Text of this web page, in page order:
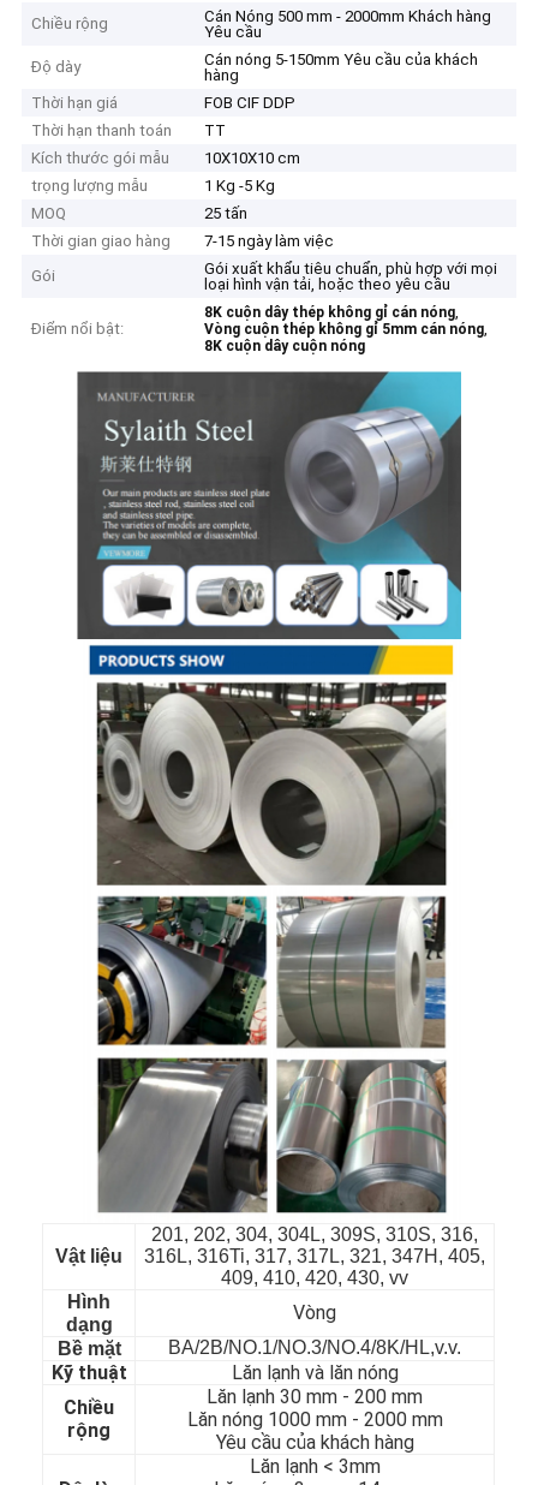
Nhà
Sản phẩm
Chiều rộng
Cán Nóng 500 mm - 2000mm Khách hàng
Yêu cầu
Độ dày
Cán nóng 5-150mm Yêu cầu của khách
hàng
Thời hạn giá
FOB CIF DDP
Thời hạn thanh toán
TT
Kích thước gói mẫu
10X10X10 cm
trọng lượng mẫu
1 Kg -5 Kg
MOQ
25 tấn
Thời gian giao hàng
7-15 ngày làm việc
Gói
Gói xuất khẩu tiêu chuẩn, phù hợp với mọi
loại hình vận tải, hoặc theo yêu cầu
Điểm nổi bật:
8K cuộn dây thép không gỉ cán nóng,
Vòng cuộn thép không gỉ 5mm cán nóng,
8K cuộn dây cuộn nóng
Vật liệu
201, 202, 304, 304L, 309S, 310S, 316,
316L, 316Ti, 317, 317L, 321, 347H, 405,
409, 410, 420, 430, vv
Hình
dạng
Vòng
Bề mặt BA/2B/NO.1/NO.3/NO.4/8K/HL,v.v.
Kỹ thuật
Lăn lạnh và lăn nóng
Chiều
rộng
Lăn lạnh 30 mm - 200 mm
Lăn nóng 1000 mm - 2000 mm
Yêu cầu của khách hàng
Lăn lạnh < 3mm